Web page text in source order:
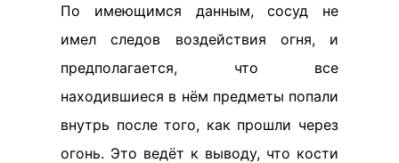
По имеющимся данным, сосуд не
имел следов воздействия огня, и
предполагается, что все
находившиеся в нём предметы попали
внутрь после того, как прошли через
огонь. Это ведёт к выводу, что кости